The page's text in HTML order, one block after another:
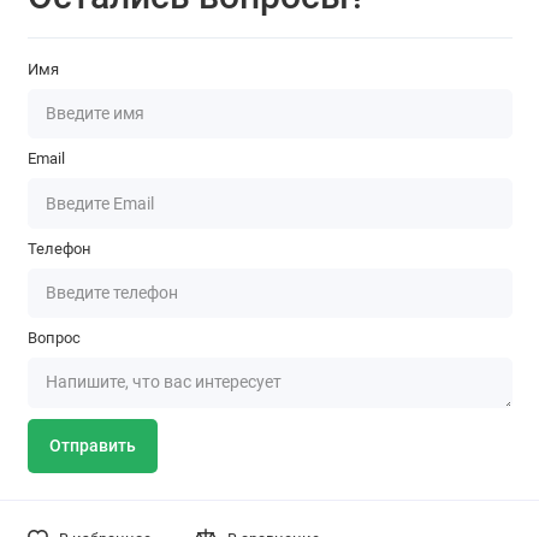
Имя
Email
Телефон
Вопрос
Отправить